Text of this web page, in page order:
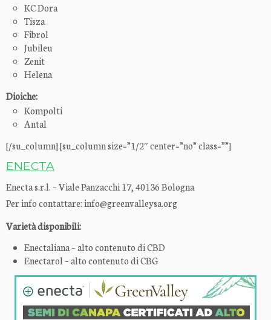
KC Dora
Tisza
Fibrol
Jubileu
Zenit
Helena
Dioiche:
Kompolti
Antal
[/su_column] [su_column size=”1/2″ center=”no” class=””]
ENECTA
Enecta s.r.l. – Viale Panzacchi 17, 40136 Bologna
Per info contattare: info@greenvalleysa.org
Varietà disponibili:
Enectaliana – alto contenuto di CBD
Enectarol – alto contenuto di CBG